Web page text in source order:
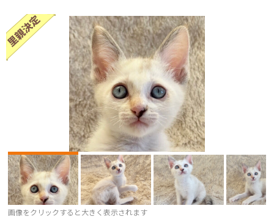
画像をクリックすると大きく表示されます